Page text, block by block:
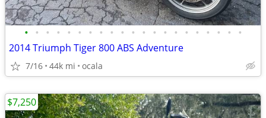
• • • • • • • • • • • • • • • • • • • • •
2014 Triumph Tiger 800 ABS Adventure
7/16 44k mi ocala
$7,250